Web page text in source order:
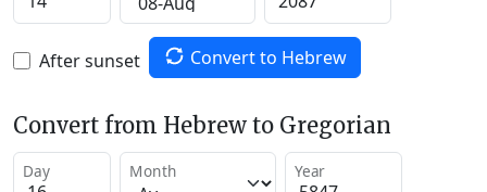
After sunset Convert to Hebrew
Convert from Hebrew to Gregorian
Day Month Year